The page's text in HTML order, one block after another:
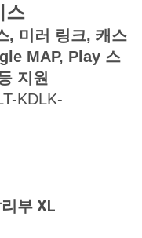
스
, 미러 링크, 캐스
MAP, Play 스
지원
KDLK-
부 XL